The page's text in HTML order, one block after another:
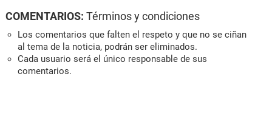
COMENTARIOS: Términos y condiciones
Los comentarios que falten el respeto y que no se ciñan
al tema de la noticia, podrán ser eliminados.
Cada usuario será el único responsable de sus
comentarios.